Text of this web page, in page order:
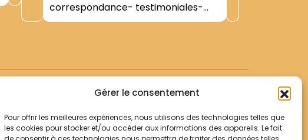
Gérer le consentement
Pour offrir les meilleures expériences, nous utilisons des technologies telles que
les cookies pour stocker et/ou accéder aux informations des appareils. Le fait
correspondance- testimoniales-
etc.Les documents sont répartis par